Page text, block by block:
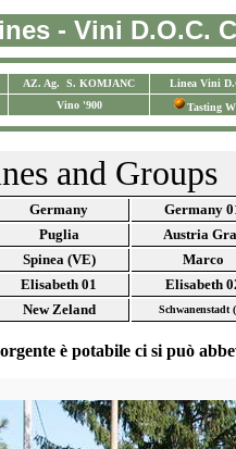
- Vini D.O.C.
AZ. Ag. S. KOMJANC Linea Vini
Vino '900 Tasting
and Groups
Germany
Germany
Puglia
Austria
Spinea (VE)
Marco
Elisabeth 01
Elisabeth
New Zeland Schwanenstadt
è potabile ci si può